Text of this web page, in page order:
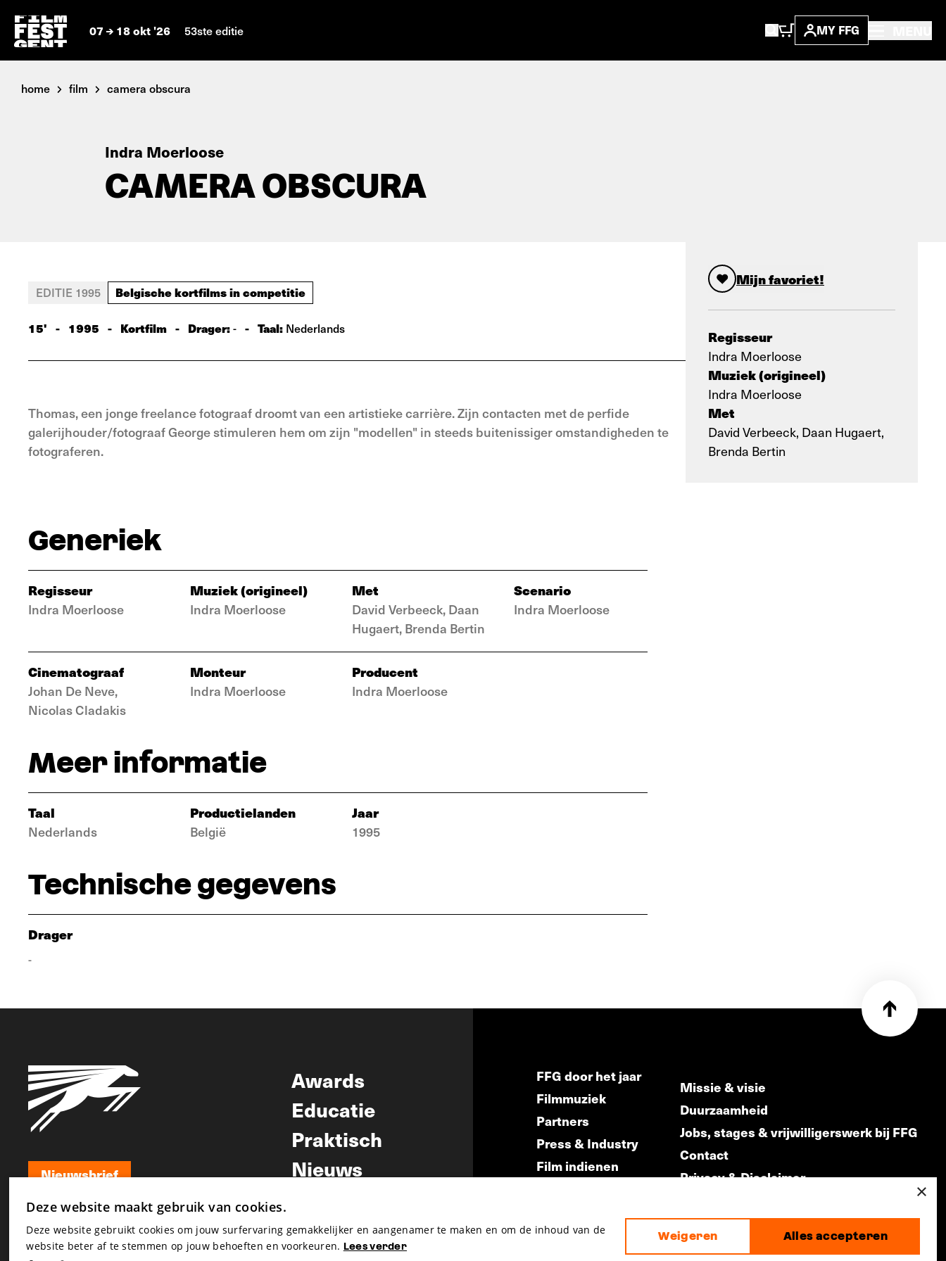
07 18 okt '26 53ste editie MY FFG
home film camera obscura
Indra Moerloose
CAMERA OBSCURA
Mijn favoriet!
Regisseur
Indra Moerloose
Muziek (origineel)
Indra Moerloose
Met
David Verbeeck, Daan Hugaert,
Brenda Bertin
EDITIE 1995 Belgische kortfilms in competitie
15' - 1995 - Kortfilm - Drager:- - Taal: Nederlands
Thomas, een jonge freelance fotograaf droomt van een artistieke carrière. Zijn contacten met de perfide
galerijhouder/fotograaf George stimuleren hem om zijn "modellen" in steeds buitenissiger omstandigheden te
fotograferen.
Generiek
Regisseur
Indra Moerloose
Muziek (origineel)
Indra Moerloose
Met
David Verbeeck, Daan
Hugaert, Brenda Bertin
Scenario
Indra Moerloose
Cinematograaf
Johan De Neve,
Nicolas Cladakis
Monteur
Indra Moerloose
Producent
Indra Moerloose
Meer informatie
Taal
Nederlands
Productielanden
België
Jaar
1995
Technische gegevens
Drager
-
Nieuwsbrief
Nieuwsbrief
Awards
Educatie
Praktisch
Nieuws
FFG door het jaar
Filmmuziek
Partners
Press & Industry
Film indienen
Missie & visie
Duurzaamheid
Jobs, stages & vrijwilligerswerk bij FFG
Contact
Privacy & Disclaimer
×
Deze website maakt gebruik van cookies.
Deze website gebruikt cookies om jouw surfervaring gemakkelijker en aangenamer te maken en om de inhoud van de
website beter af te stemmen op jouw behoeften en voorkeuren. Lees verder
Alles accepteren
Weigeren